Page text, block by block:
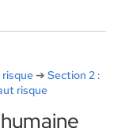
➔Section 2 :
risque